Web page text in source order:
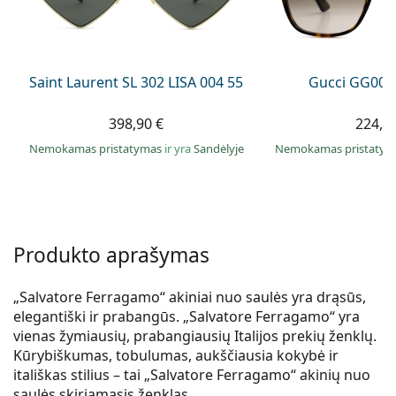
Persol
Atraskite visus
Saint Laurent SL 302 LISA 004 55
398,90 €
Nemokamas pristatymas ir yraSandėlyje
Gucci
Nemokamas
Produkto aprašymas
„Salvatore Ferragamo“ akiniai nuo saulės yra drąsūs,
elegantiški ir prabangūs. „Salvatore Ferragamo“ yra
vienas žymiausių, prabangiausių Italijos prekių ženklų.
Kūrybiškumas, tobulumas, aukščiausia kokybė ir
itališkas stilius – tai „Salvatore Ferragamo“ akinių nuo